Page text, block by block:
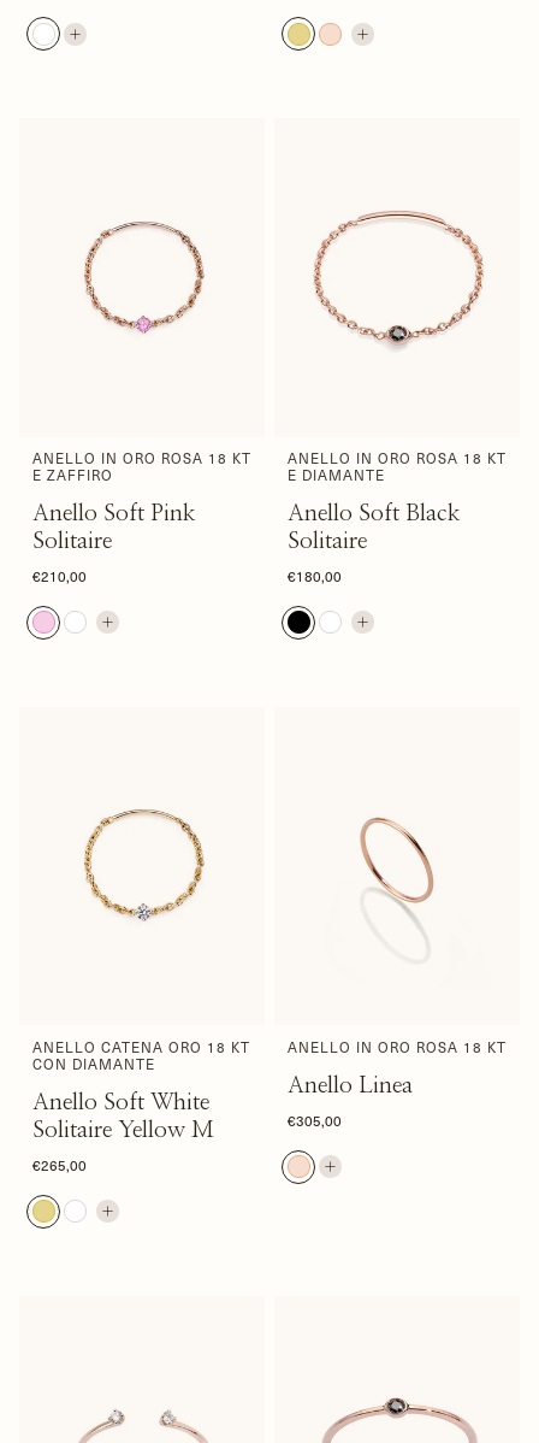
ANELLO IN ORO ROSA 18 KT
E ZAFFIRO
Anello Soft Pink
Solitaire
€210,00
ANELLO IN ORO ROSA 18 KT
E DIAMANTE
Anello Soft Black
Solitaire
€180,00
ANELLO CATENA ORO 18 KT
CON DIAMANTE
Anello Soft White
Solitaire Yellow M
€265,00
ANELLO IN ORO ROSA 18 KT
Anello Linea
€305,00